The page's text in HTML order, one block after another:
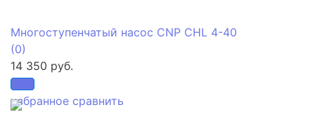
избранное сравнить
Многоступенчатый насос CNP CHL 4-40
(0)
14 350 руб.